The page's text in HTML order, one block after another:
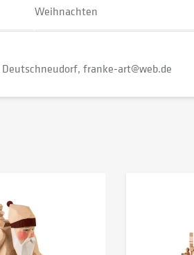
Weihnachten
franke-art@web.de